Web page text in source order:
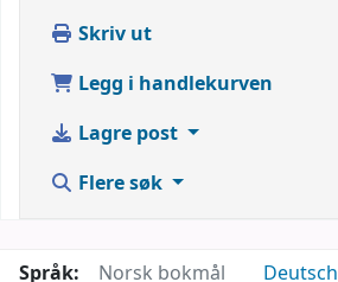
Skriv ut
Legg i handlekurven
Lagre post
Flere søk
Språk:
Norsk bokmål Deutsch